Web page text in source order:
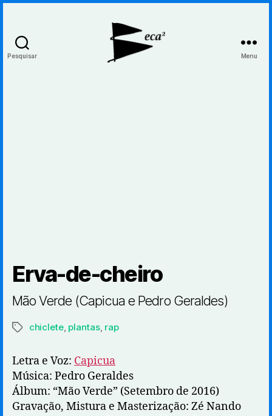
Pesquisar Menu
Erva-de-cheiro
Mão Verde (Capicua e Pedro Geraldes)
Etiquetas
chiclete, plantas, rap
Letra e Voz: Capicua
Música: Pedro Geraldes
Álbum: “Mão Verde” (Setembro de 2016)
Gravação, Mistura e Masterização: Zé Nando